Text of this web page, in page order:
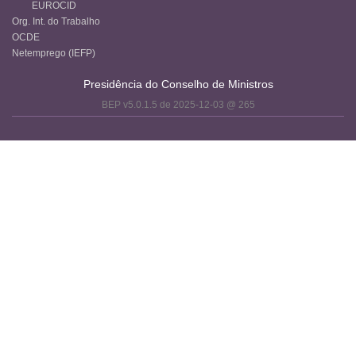
EUROCID
Org. Int. do Trabalho
OCDE
Netemprego (IEFP)
Presidência do Conselho de Ministros
BEP v5.0.1.5 de 2025-12-03 @ 265